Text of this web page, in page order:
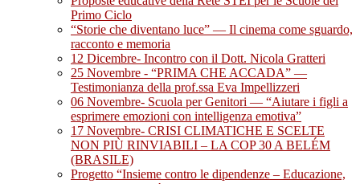
Primo Ciclo
“Storie che diventano luce” — Il cinema come sguardo,
racconto e memoria
12 Dicembre- Incontro con il Dott. Nicola Gratteri
25 Novembre - “PRIMA CHE ACCADA” —
Testimonianza della prof.ssa Eva Impellizzeri
06 Novembre- Scuola per Genitori — “Aiutare i figli a
esprimere emozioni con intelligenza emotiva”
17 Novembre- CRISI CLIMATICHE E SCELTE
NON PIÙ RINVIABILI – LA COP 30 A BELÉM
(BRASILE)
Progetto “Insieme contro le dipendenze – Educazione,